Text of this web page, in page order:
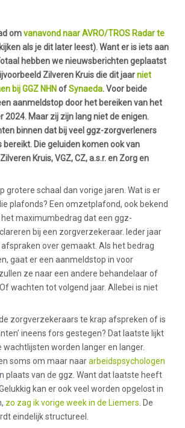
omvanavond naar AVRO/TROS Radar te
als je dit later leest). Want er is iets aan
hebben we nieuwsberichten geplaatst
Zilveren Kruis die dit jaarniet
bij GGZ NHN ofSynaeda. Voor beide
aanmeldstop door het bereiken van het
Maar zij zijn lang niet de enigen.
binnen dat bij veel ggz-zorgverleners
bereikt. Die geluiden komen ook van
Kruis, VGZ, CZ, a.s.r. en Zorg en
grotere schaal dan vorige jaren. Wat is er
plafonds? Een omzetplafond, ook bekend
maximumbedrag dat een ggz-
bij een zorgverzekeraar. Ieder jaar
over gemaakt. Als het bedrag
gaat er een aanmeldstop in voor
ze naar een andere behandelaar of
wachten tot volgend jaar. Allebei is niet
zorgverzekeraars te krap afspreken of is
ineens fors gestegen? Dat laatste lijkt
wachtlijsten worden langer en langer.
soms om maar naararbeidspsychologen
plaats van de ggz. Want dat laatste heeft
kan er ook veel worden opgelost in
zo zag ik vorige week in de Liemers . De
eindelijk structureel.